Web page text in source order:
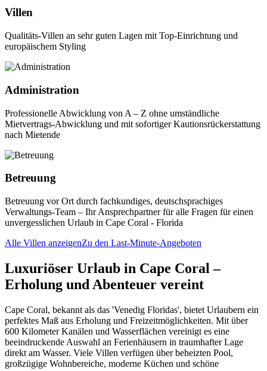
Villen
Qualitäts-Villen an sehr guten Lagen mit Top-Einrichtung und
europäischem Styling
Administration
Professionelle Abwicklung von A – Z ohne umständliche
Mietvertrags-Abwicklung und mit sofortiger Kautionsrückerstattung
nach Mietende
Betreuung
Betreuung vor Ort durch fachkundiges, deutschsprachiges
Verwaltungs-Team – Ihr Ansprechpartner für alle Fragen für einen
unvergesslichen Urlaub in Cape Coral - Florida
Alle Villen anzeigenZu den Last-Minute-Angeboten
Luxuriöser Urlaub in Cape Coral –
Erholung und Abenteuer vereint
Cape Coral, bekannt als das 'Venedig Floridas', bietet Urlaubern ein
perfektes Maß aus Erholung und Freizeitmöglichkeiten. Mit über
600 Kilometer Kanälen und Wasserflächen vereinigt es eine
beeindruckende Auswahl an Ferienhäusern in traumhafter Lage
direkt am Wasser. Viele Villen verfügen über beheizten Pool,
großzügige Wohnbereiche, moderne Küchen und schöne